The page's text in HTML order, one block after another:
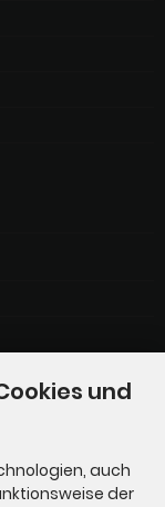
und
auch
der